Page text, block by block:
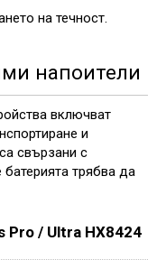
на течност.
напоители
включват
и
свързани с
трябва да
Pro / Ultra HX8424